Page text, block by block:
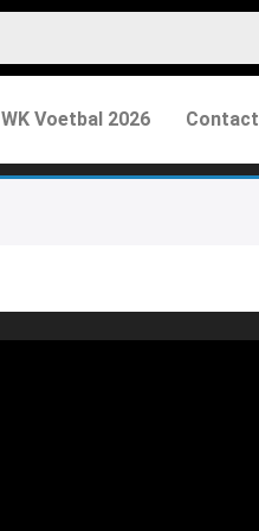
WK Voetbal 2026 Contact